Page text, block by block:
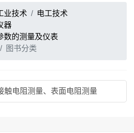
业技术
电工技术
器
数的测量及仪表
图书分类
触电阻测量、表面电阻测量